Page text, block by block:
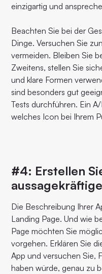
einzigartig und
Beachten Sie bei der
Dinge. Versuchen Sie
vermeiden. Bleiben Sie
Zweitens, stellen Sie
und klare Formen
sind besonders gut
Tests durchführen. Ein
welches Icon bei Ihrem
#4: Erstellen
Die Beschreibung Ihrer
Landing Page. Und wie
Page möchten Sie
vorgehen. Erklären Sie
App und versuchen Sie,
haben würde, genau zu